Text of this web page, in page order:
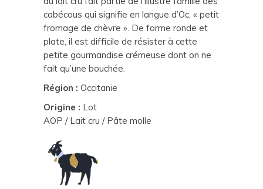
cabécous qui signifie en langue d’Oc, « petit
fromage de chèvre ». De forme ronde et
plate, il est difficile de résister à cette
petite gourmandise crémeuse dont on ne
fait qu’une bouchée.
Région : Occitanie
Origine : Lot
AOP / Lait cru / Pâte molle